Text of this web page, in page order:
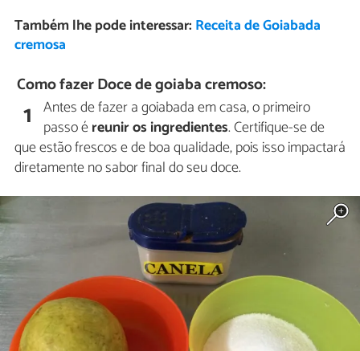
Também lhe pode interessar: Receita de Goiabada
cremosa
Como fazer Doce de goiaba cremoso:
1 Antes de fazer a goiabada em casa, o primeiro
passo éreunir os ingredientes. Certifique-se de
que estão frescos e de boa qualidade, pois isso impactará
diretamente no sabor final do seu doce.